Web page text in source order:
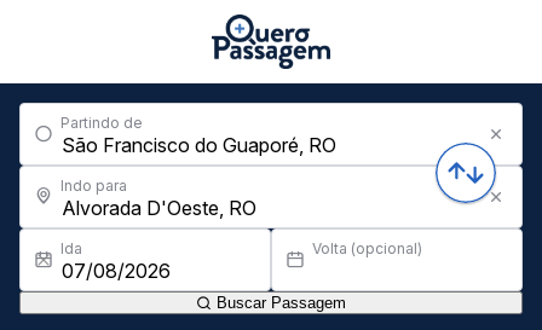
Partindo de
Indo para
Ida Volta (opcional)
Buscar Passagem